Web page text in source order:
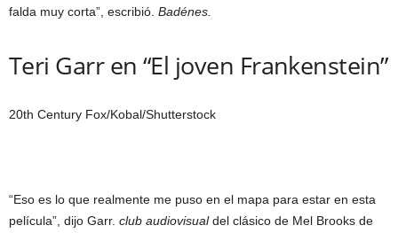
falda muy corta”, escribió. Badénes.
Teri Garr en “El joven Frankenstein”
20th Century Fox/Kobal/Shutterstock
“Eso es lo que realmente me puso en el mapa para estar en esta
película”, dijo Garr. club audiovisualdel clásico de Mel Brooks de